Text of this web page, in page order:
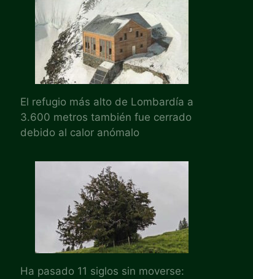
El refugio más alto de Lombardía a
3.600 metros también fue cerrado
debido al calor anómalo
Ha pasado 11 siglos sin moverse: